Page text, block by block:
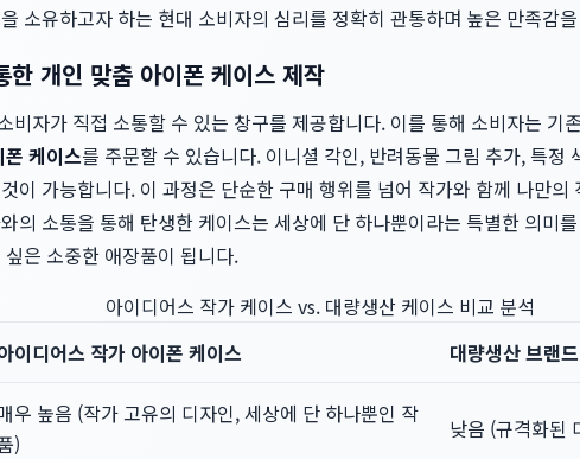
소유하고자 하는 현대 소비자의 심리를 정확히 관통하며 높은 만족감
한 개인 맞춤 아이폰 케이스 제작
비자가 직접 소통할 수 있는 창구를 제공합니다. 이를 통해 소비자는 기
케이스를 주문할 수 있습니다. 이니셜 각인, 반려동물 그림 추가, 특정
이 가능합니다. 이 과정은 단순한 구매 행위를 넘어 작가와 함께 나만의
의 소통을 통해 탄생한 케이스는 세상에 단 하나뿐이라는 특별한 의미
은 소중한 애장품이 됩니다.
아이디어스 작가 케이스 vs. 대량생산 케이스 비교 분석
이디어스 작가 아이폰 케이스 대량생산 브랜
우 높음 (작가 고유의 디자인, 세상에 단 하나뿐인 작
)
낮음 (규격화된